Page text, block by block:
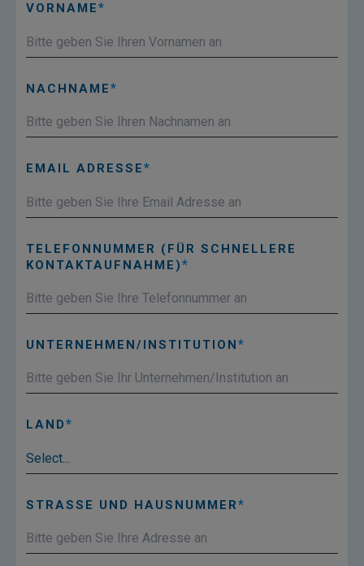
VORNAME
NACHNAME
EMAIL ADRESSE
TELEFONNUMMER (FÜR SCHNELLERE
KONTAKTAUFNAHME)
UNTERNEHMEN/INSTITUTION
LAND
STRASSE UND HAUSNUMMER